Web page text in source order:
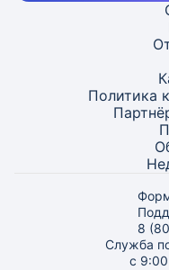
Политика
8
Служба
с